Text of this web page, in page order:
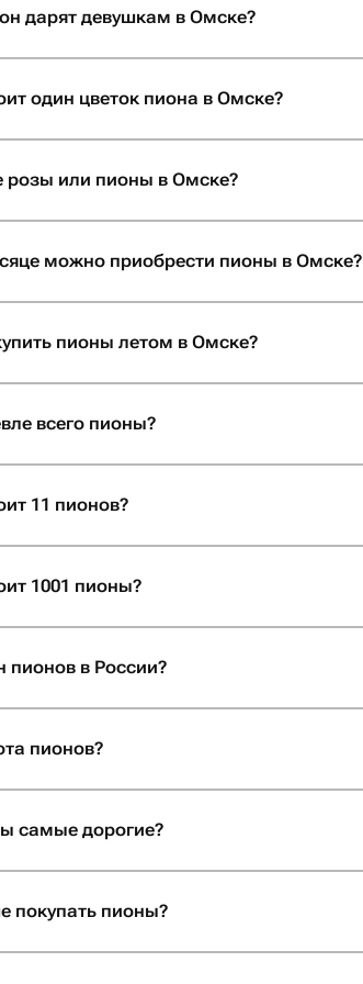
дарят девушкам в Омске?
один цветок пиона в Омске?
розы или пионы в Омске?
можно приобрести пионы в Омске?
пионы летом в Омске?
всего пионы?
11 пионов?
1001 пионы?
пионов в России?
пионов?
самые дорогие?
покупать пионы?